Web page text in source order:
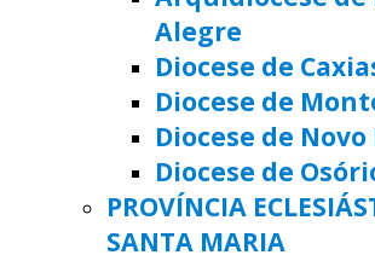
Alegre
Diocese de
Diocese de
Diocese de
Diocese de
PROVÍNCIA
SANTA MARIA